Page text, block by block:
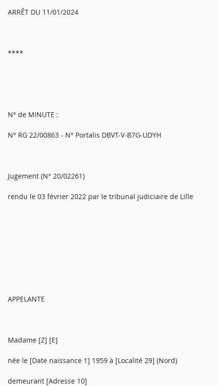
ARRÊT DU 11/01/2024
****
N° de MINUTE :
N° RG 22/00863 - N° Portalis DBVT-V-B7G-UDYH
Jugement (N° 20/02261)
rendu le 03 février 2022 par le tribunal judiciaire de Lille
APPELANTE
Madame [Z] [E]
née le [Date naissance 1] 1959 à [Localité 29] (Nord)
demeurant [Adresse 10]